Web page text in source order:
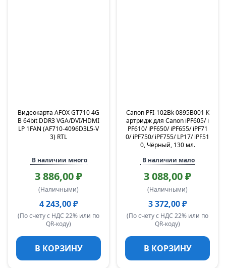
Видеокарта AFOX GT710 4G
B 64bit DDR3 VGA/DVI/HDMI
LP 1FAN (AF710-4096D3L5-V
3) RTL
В наличии много
3 886,00 ₽
(Наличными)
4 243,00 ₽
(По счету с НДС 22% или по
QR-коду)
В КОРЗИНУ
Canon PFI-102Bk 0895B001 К
артридж для Canon iPF605/ i
PF610/ iPF650/ iPF655/ iPF71
0/ iPF750/ iPF755/ LP17/ iPF51
0, Чёрный, 130 мл.
В наличии мало
3 088,00 ₽
(Наличными)
3 372,00 ₽
(По счету с НДС 22% или по
QR-коду)
В КОРЗИНУ